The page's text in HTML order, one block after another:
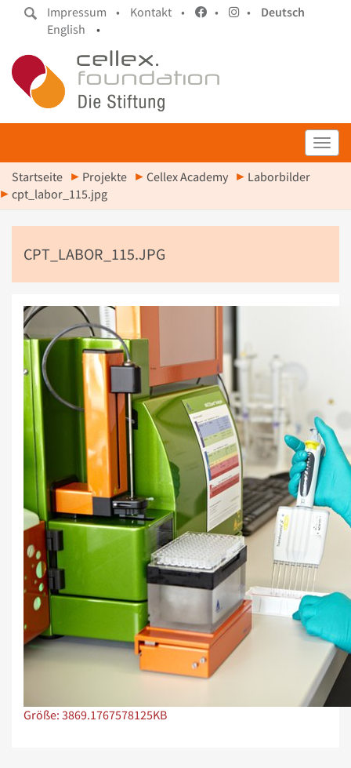
Impressum • Kontakt • • •
Deutsch
English
•
Startseite Projekte Cellex Academy
Laborbilder
cpt_labor_115.jpg
CPT_LABOR_115.JPG
Zeige Bild in voller Größe…
Größe: 3869.1767578125KB